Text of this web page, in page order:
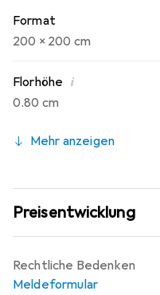
Format
200 x 200 cm
Florhöhe i
0.80 cm
Mehr anzeigen
Preisentwicklung
Rechtliche Bedenken
Meldeformular